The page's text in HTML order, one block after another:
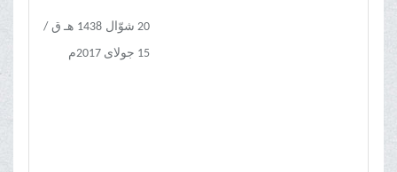
20 شوّال 1438 هـ ق /
15 جولای 2017م